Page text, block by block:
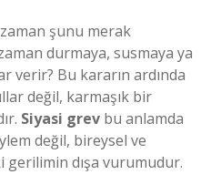
şunu merak
durmaya, susmaya ya
verir? Bu kararın ardında
değil, karmaşık bir
Siyasi grev bu anlamda
değil, bireysel ve
gerilimin dışa vurumudur.